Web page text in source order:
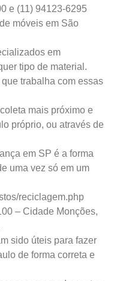
e (11) 94123-6295
móveis em São
em
tipo de material.
trabalha com essas
mais próximo e
próprio, ou através de
em SP é a forma
uma vez só em um
reciclagem.php
– Cidade Monções,
sido úteis para fazer
de forma correta e